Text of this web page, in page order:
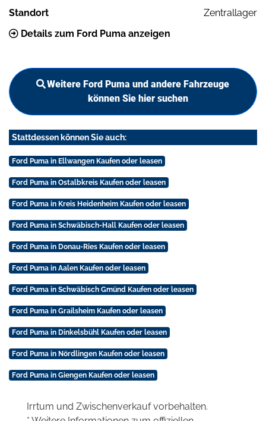
Standort
Zentrallager
Details zum Ford Puma anzeigen
Weitere Ford Puma und andere Fahrzeuge
können Sie hier suchen
Stattdessen können Sie auch:
Ford Puma in Ellwangen Kaufen oder leasen
Ford Puma in Ostalbkreis Kaufen oder leasen
Ford Puma in Kreis Heidenheim Kaufen oder leasen
Ford Puma in Schwäbisch-Hall Kaufen oder leasen
Ford Puma in Donau-Ries Kaufen oder leasen
Ford Puma in Aalen Kaufen oder leasen
Ford Puma in Schwäbisch Gmünd Kaufen oder leasen
Ford Puma in Grailsheim Kaufen oder leasen
Ford Puma in Dinkelsbühl Kaufen oder leasen
Ford Puma in Nördlingen Kaufen oder leasen
Ford Puma in Giengen Kaufen oder leasen
Irrtum und Zwischenverkauf vorbehalten.